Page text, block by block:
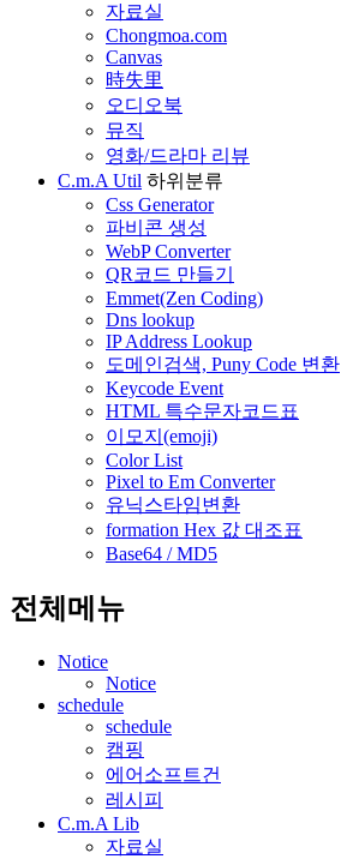
자료실
Chongmoa.com
Canvas
時失里
오디오북
뮤직
영화/드라마 리뷰
C.m.A Util 하위분류
Css Generator
파비콘 생성
WebP Converter
QR코드 만들기
Emmet(Zen Coding)
Dns lookup
IP Address Lookup
도메인검색, Puny Code 변환
Keycode Event
HTML 특수문자코드표
이모지(emoji)
Color List
Pixel to Em Converter
유닉스타임변환
formation Hex 값 대조표
Base64 / MD5
전체메뉴
Notice
Notice
schedule
schedule
캠핑
에어소프트건
레시피
C.m.A Lib
자료실